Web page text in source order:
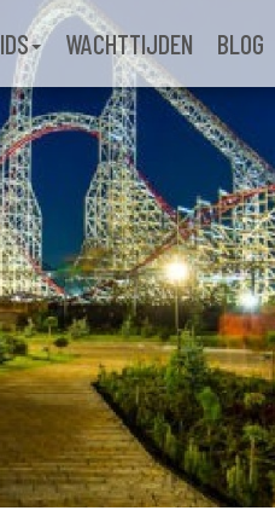
WACHTTIJDEN BLOG